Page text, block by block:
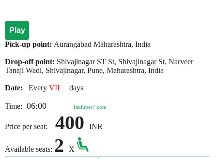
Play
Pick-up point: Aurangabad Maharashtra, India
Drop-off point: Shivajinagar ST St, Shivajinagar St, Narveer
Tanaji Wadi, Shivajinagar, Pune, Maharashtra, India
Date: Every VII days
Time: 06:00 Taxiuber7.com
Price per seat: 400 INR
Available seats: 2
X